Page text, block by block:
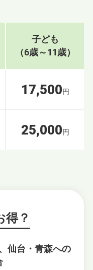
子ども
（6歳～11歳）
17,500円
25,000円
得？
仙台・青森への